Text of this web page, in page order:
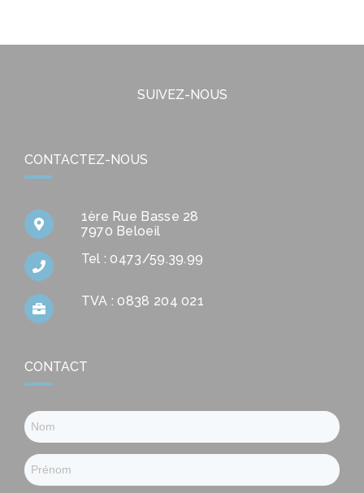
SUIVEZ-NOUS
CONTACTEZ-NOUS
1ère Rue Basse 28
7970 Beloeil
Tel : 0473/59.39.99
TVA : 0838 204 021
CONTACT